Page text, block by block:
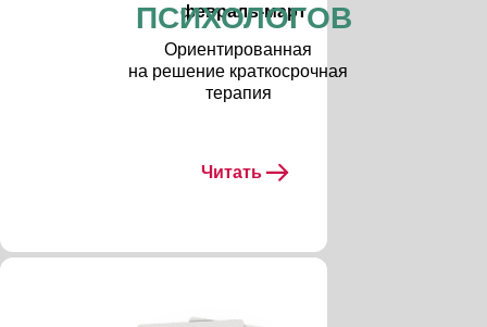
Читать
Ориентированная
на решение краткосрочная
терапия
февраль-март
ПСИХОЛОГОВ